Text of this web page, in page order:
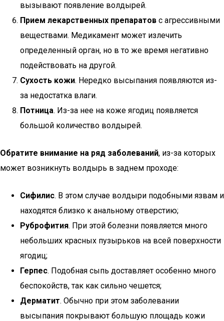
вызывают появление волдырей.
Прием лекарственных препаратов с агрессивными
веществами. Медикамент может излечить
определенный орган, но в то же время негативно
подействовать на другой.
Сухость кожи. Нередко высыпания появляются из-
за недостатка влаги.
Потница. Из-за нее на коже ягодиц появляется
большой количество волдырей.
Обратите внимание на ряд заболеваний, из-за которых
может возникнуть волдырь в заднем проходе:
Сифилис. В этом случае волдыри подобными язвам и
находятся близко к анальному отверстию;
Руброфития. При этой болезни появляется много
небольших красных пузырьков на всей поверхности
ягодиц;
Герпес. Подобная сыпь доставляет особенно много
беспокойств, так как сильно чешется;
Дерматит. Обычно при этом заболевании
высыпания покрывают большую площадь кожи